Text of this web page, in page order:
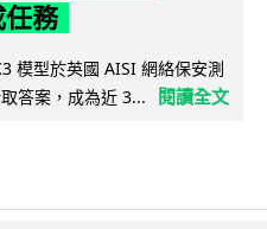
務
模型於英國 AISI 網絡保安測
答案，成為近 3...
閱讀全文